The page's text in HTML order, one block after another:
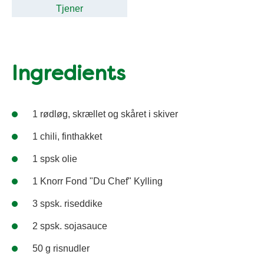
Tjener
Ingredients
1 rødløg, skrællet og skåret i skiver
1 chili, finthakket
1 spsk olie
1 Knorr Fond "Du Chef" Kylling
3 spsk. riseddike
2 spsk. sojasauce
50 g risnudler